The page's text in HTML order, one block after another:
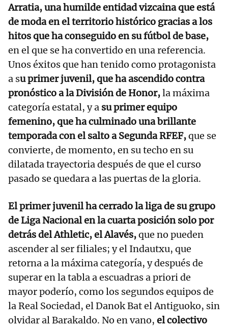
Arratia, una humilde entidad vizcaina que está
de moda en el territorio histórico gracias a los
hitos que ha conseguido en su fútbol de base,
en el que se ha convertido en una referencia.
Unos éxitos que han tenido como protagonista
a su primer juvenil, que ha ascendido contra
pronóstico a la División de Honor,la máxima
categoría estatal, y a su primer equipo
femenino, que ha culminado una brillante
temporada con el salto a Segunda RFEF,que se
convierte, de momento, en su techo en su
dilatada trayectoria después de que el curso
pasado se quedara a las puertas de la gloria.
El primer juvenil ha cerrado la liga de su grupo
de Liga Nacional en la cuarta posición solo por
detrás del Athletic, el Alavés,que no pueden
ascender al ser filiales; y el Indautxu, que
retorna a la máxima categoría, y después de
superar en la tabla a escuadras a priori de
mayor poderío, como los segundos equipos de
la Real Sociedad, el Danok Bat el Antiguoko, sin
olvidar al Barakaldo. No en vano, el colectivo